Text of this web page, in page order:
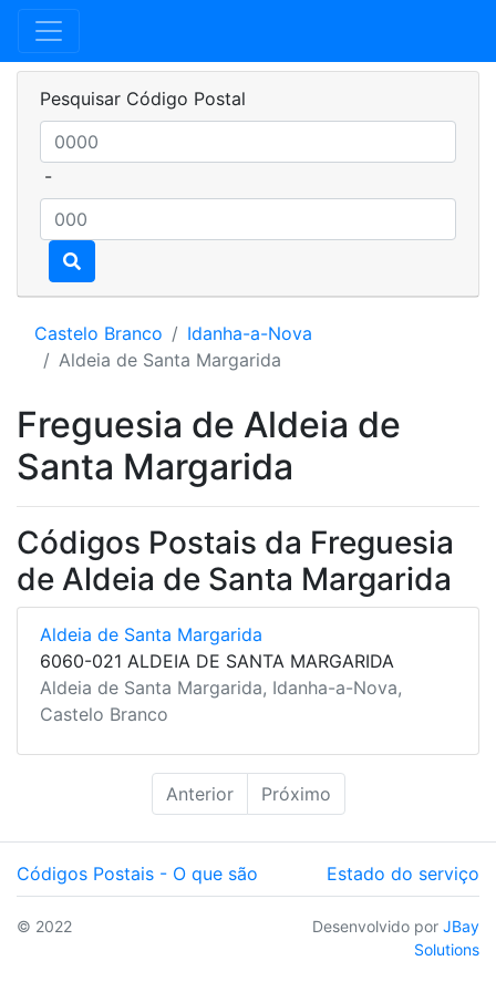
Pesquisar Código Postal
-
Castelo Branco
Idanha-a-Nova
Aldeia de Santa Margarida
Freguesia de Aldeia de
Santa Margarida
Códigos Postais da Freguesia
de Aldeia de Santa Margarida
Aldeia de Santa Margarida
6060-021 ALDEIA DE SANTA MARGARIDA
Aldeia de Santa Margarida, Idanha-a-Nova,
Castelo Branco
Anterior Próximo
Códigos Postais - O que são Estado do serviço
© 2022 Desenvolvido por JBay
Solutions